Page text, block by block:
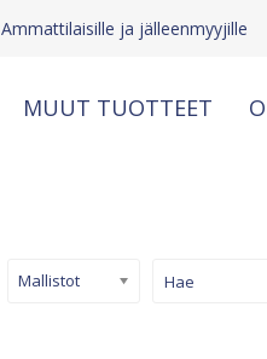
Ammattilaisille ja jälleenmyyjille
MUUT TUOTTEET
Mallistot